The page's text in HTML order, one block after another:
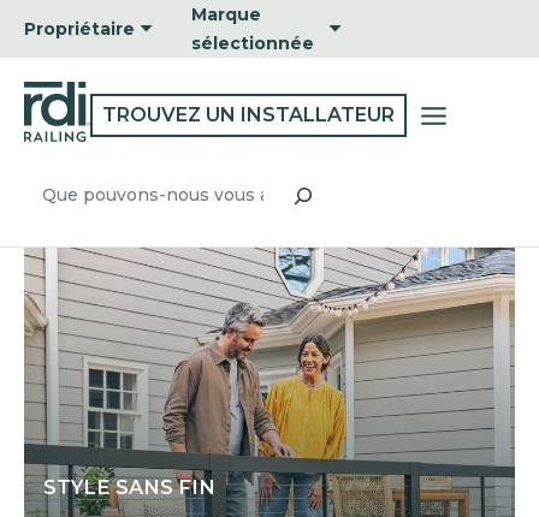
Propriétaire
Marque
sélectionnée
TROUVEZ UN INSTALLATEUR
STYLE SANS FIN